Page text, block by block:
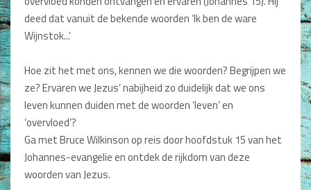
Kerk en Israël
Pastoraat
Romans en Verhalen
Fictie
Non-Fictie
Alle producten
deed dat vanuit de bekende woorden ‘Ik ben de ware
Wijnstok...’
Hoe zit het met ons, kennen we die woorden? Begrijpen we
ze? Ervaren we Jezus’ nabijheid zo duidelijk dat we ons
leven kunnen duiden met de woorden ‘leven’ en
‘overvloed’?
Ga met Bruce Wilkinson op reis door hoofdstuk 15 van het
Johannes-evangelie en ontdek de rijkdom van deze
woorden van Jezus.